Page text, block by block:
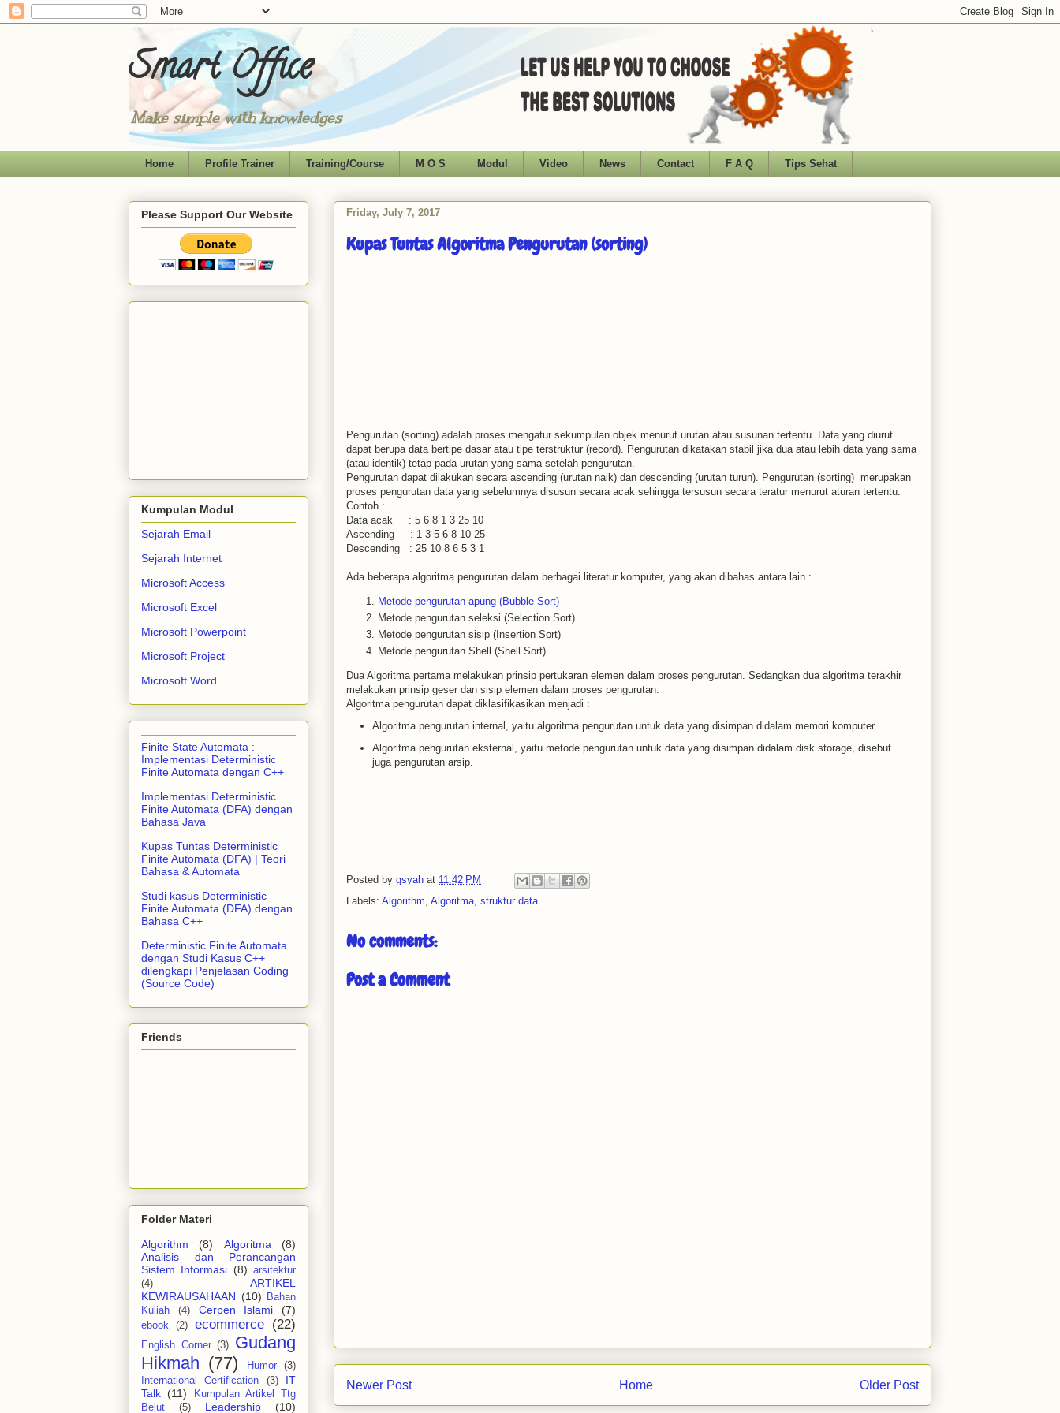
Smart Office
Make simple with knowledges
Home Profile Trainer Training/Course M O S Modul Video News Contact F A Q Tips Sehat
Friday, July 7, 2017
Kupas Tuntas Algoritma Pengurutan (sorting)
Pengurutan (sorting) adalah proses mengatur sekumpulan objek menurut urutan atau susunan tertentu. Data yang diurut
dapat berupa data bertipe dasar atau tipe terstruktur (record). Pengurutan dikatakan stabil jika dua atau lebih data yang sama
(atau identik) tetap pada urutan yang sama setelah pengurutan.
Pengurutan dapat dilakukan secara ascending (urutan naik) dan descending (urutan turun). Pengurutan (sorting) merupakan
proses pengurutan data yang sebelumnya disusun secara acak sehingga tersusun secara teratur menurut aturan tertentu.
Contoh :
Data acak : 5 6 8 1 3 25 10
Ascending : 1 3 5 6 8 10 25
Descending : 25 10 8 6 5 3 1
Ada beberapa algoritma pengurutan dalam berbagai literatur komputer, yang akan dibahas antara lain :
Metode pengurutan apung (Bubble Sort)
Metode pengurutan seleksi (Selection Sort)
Metode pengurutan sisip (Insertion Sort)
Metode pengurutan Shell (Shell Sort)
Dua Algoritma pertama melakukan prinsip pertukaran elemen dalam proses pengurutan. Sedangkan dua algoritma terakhir
melakukan prinsip geser dan sisip elemen dalam proses pengurutan.
Algoritma pengurutan dapat diklasifikasikan menjadi :
Algoritma pengurutan internal, yaitu algoritma pengurutan untuk data yang disimpan didalam memori komputer.
Algoritma pengurutan eksternal, yaitu metode pengurutan untuk data yang disimpan didalam disk storage, disebut
juga pengurutan arsip.
Posted by gsyah at 11:42 PM
Labels: Algorithm Algoritma struktur data
No comments:
Post a Comment
Newer Post Older Post
Home
Please Support Our Website
Kumpulan Modul
Sejarah Email
Sejarah Internet
Microsoft Access
Microsoft Excel
Microsoft Powerpoint
Microsoft Project
Microsoft Word
Finite State Automata :
Implementasi Deterministic
Finite Automata dengan C++
Implementasi Deterministic
Finite Automata (DFA) dengan
Bahasa Java
Kupas Tuntas Deterministic
Finite Automata (DFA) | Teori
Bahasa & Automata
Studi kasus Deterministic
Finite Automata (DFA) dengan
Bahasa C++
Deterministic Finite Automata
dengan Studi Kasus C++
dilengkapi Penjelasan Coding
(Source Code)
Friends
Folder Materi
Algorithm
(8) Algoritma
(8)
Analisis dan Perancangan
Sistem Informasi (8) arsitektur
(4)
ARTIKEL
KEWIRAUSAHAAN (10)
Bahan
Kuliah
(4) Cerpen Islami (7)
ebook (2) ecommerce (22)
English Corner (3)
Gudang
Hikmah (77) Humor
(3)
International Certification
(3)
IT
Talk (11)
Kumpulan Artikel Ttg
Belut
(5) Leadership (10)